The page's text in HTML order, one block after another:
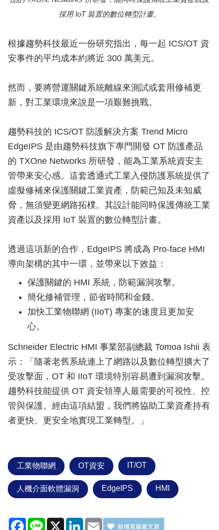
採用 IoT 裝置的數位轉型計畫。
根據趨勢科技最近一份研究指出，每一起 ICS/OT 資
安事件的平均成本約將近 300 萬美元。
然而，要將營運關鍵系統離線來測試或套用修補更
新，對工業環境來說是一項艱難挑戰。
趨勢科技的 ICS/OT 防護解決方案 Trend Micro
EdgeIPS 是由趨勢科技旗下專門開發 OT 防護產品
的 TXOne Networks 所研發，能為工業系統資安主
管帶來安心感。這套透通式工業入侵防護系統提供了
虛擬修補來保護關鍵工業資產，防範已知及未知威
脅，無須變更網路拓樸。其設計能同時保護傳統工業
資產以及採用 IoT 裝置的數位轉型計畫。
透過這項新的合作，EdgeIPS 將成為 Pro-face HMI
導向架構的其中一環，並帶來以下效益：
保護關鍵的 HMI 系統，防範漏洞攻擊。
簡化修補管理，節省時間和金錢。
加快工業物聯網 (IIoT) 專案的速度且更加安
心。
Schneider Electric HMI 事業部副總裁 Tomoa Ishii 表
示：「隨著老舊系統連上了網路以及數位轉型擴大了
受攻擊面，OT 和 IIoT 環境特別容易遭到漏洞攻擊。
趨勢科技能提供 OT 資安領導人最需要的可視性、控
管與保護。經由這項結盟，我們將協助工業資產持有
者更快、更安全地實現工業轉型。」
工業物聯網 OT資安 IT/OT
人機介面軟體漏洞 EdgeIPS HMI
Facebook
Line X LinkedIn
Email